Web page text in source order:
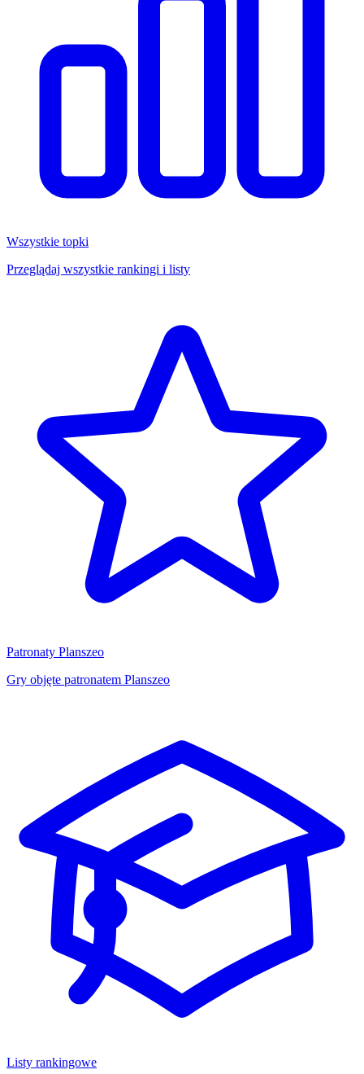
Wszystkie topki
Przeglądaj wszystkie rankingi i listy
Patronaty Planszeo
Gry objęte patronatem Planszeo
Listy rankingowe